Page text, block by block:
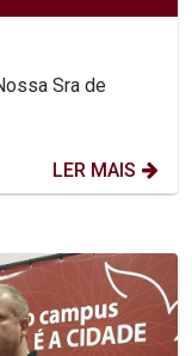
Sra de
LER MAIS